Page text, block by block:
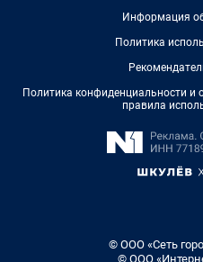
Информация
Политика
Политика конфиденциальности и
правила
© ООО «Сеть
© ООО